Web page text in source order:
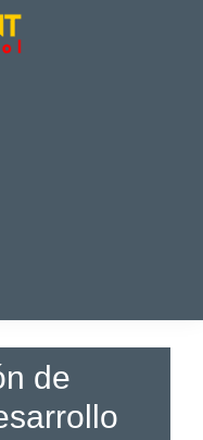
de